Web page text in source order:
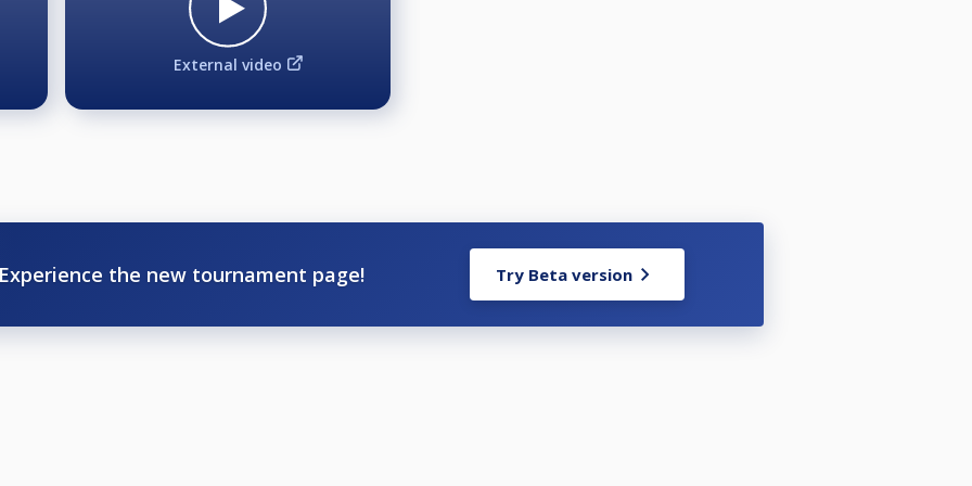
ensimmäinen kierros ja voittajien puoli kolmeen (3) voittoon. Pääsystä cupiin ratkaisupeli
käteisellä finaaleissa kilpailutoimistoon ilmoittautumisen yhteydessä.
External video
Experience the new tournament page! Try Beta version